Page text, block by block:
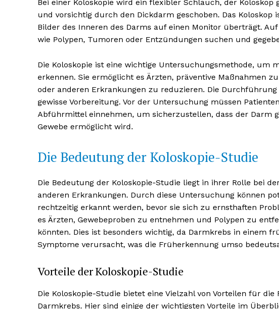
Erhalte unseren
kostenlosen
Newsletter
NEWSLETTER ABONNIEREN
Bei einer Koloskopie wird ein flexibler Schlauch, der
und vorsichtig durch den Dickdarm geschoben. Das
Bilder des Inneren des Darms auf einen Monitor überträgt.
wie Polypen, Tumoren oder Entzündungen suchen und
Die Koloskopie ist eine wichtige Untersuchungsmethode, um
erkennen. Sie ermöglicht es Ärzten, präventive Maßnahmen
oder anderen Erkrankungen zu reduzieren. Die
gewisse Vorbereitung. Vor der Untersuchung müssen
Abführmittel einnehmen, um sicherzustellen, dass der Darm
Gewebe ermöglicht wird.
Die Bedeutung der Koloskopie-Studie
Die Bedeutung der Koloskopie-Studie liegt in ihrer Rolle bei
anderen Erkrankungen. Durch diese Untersuchung können
rechtzeitig erkannt werden, bevor sie sich zu ernsthaften
es Ärzten, Gewebeproben zu entnehmen und Polypen zu
könnten. Dies ist besonders wichtig, da Darmkrebs in einem
Symptome verursacht, was die Früherkennung umso
Vorteile der Koloskopie-Studie
Die Koloskopie-Studie bietet eine Vielzahl von Vorteilen für
Darmkrebs. Hier sind einige der wichtigsten Vorteile im